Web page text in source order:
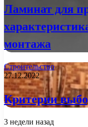
Ламинат для
монтажа
Строительство
27.12.2022
Критерии
3 недели назад